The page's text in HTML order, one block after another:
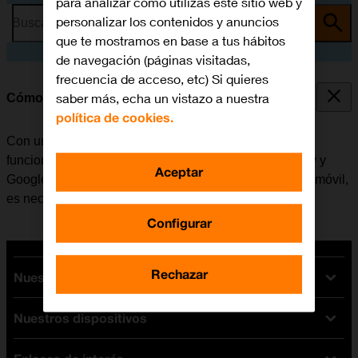
Busca por problema o tema
Cómo activar una cuenta de Google en el móvil
Con una cuenta de Google se tiene acceso a varias
funciones en el móvil, por ejemplo, Gmail, Google Play y
Google+. Antes de activar una cuenta de Google en el móvil,
es necesario
Nuestras tarifas
Tarifas Orange
Tarifas fibra y móvil
Nuestros dispositivos
personalizar los contenidos y anuncios
que te mostramos en base a tus hábitos
de navegación (páginas visitadas,
frecuencia de acceso, etc) Si quieres
saber más, echa un vistazo a nuestra
política de cookies.
Configurar
Rechazar
Aceptar